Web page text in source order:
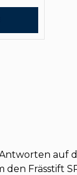
auf
den Frässtift